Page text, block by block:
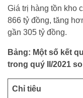
Giá trị hàng tồn kho
866 tỷ đồng, tăng
gần 305 tỷ đồng.
Bảng: Một số kết
trong quý II/2021
Chỉ tiêu